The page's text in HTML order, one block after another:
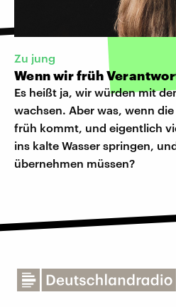
Zu jung
Wenn wir früh
Es heißt ja, wir würden mit
wachsen. Aber was, wenn
früh kommt, und eigentlich
ins kalte Wasser springen,
übernehmen müssen?